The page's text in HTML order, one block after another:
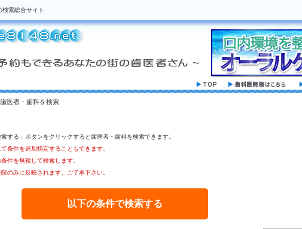
索総合サイト
医者・歯科を検索
する」ボタンをクリックすると歯医者・歯科を検索できます。
条件を追加指定することもできます。
件を無視して検索します。
のみに反映されます。ご了承下さい。